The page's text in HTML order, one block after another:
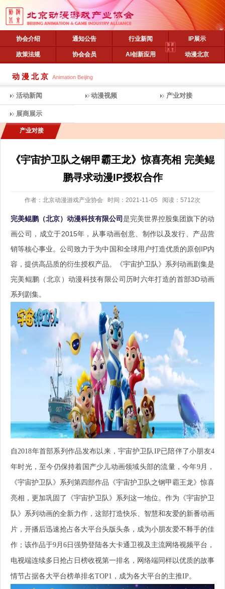
协会介绍 通知公告 行业新闻 IP展示
政策法规 协会会员 AI创新应用 动漫北京
动漫北京 Animation Beijing
活动新闻 动漫视频 产业对接
展商展示
产业对接
《宇宙护卫队之钢甲霸王龙》惊喜亮相 完美鲲
鹏寻求动漫IP授权合作
作者：北京动漫游戏产业协会 时间：2021-11-05 阅读：5712次
完美鲲鹏（北京）动漫科技有限公司是完美世界控股集团旗下的动
画公司，成立于2015年，从事动画创意、制作以及发行、产品营
销等核心事业。公司致力于为中国和全球用户打造优质的原创IP内
容，提供高品质的衍生授权产品。《宇宙护卫队》系列动画剧集是
完美鲲鹏（北京）动漫科技有限公司历时六年打造的首部3D动画
系列剧集。
自2018年首部系列作品发布以来，宇宙护卫队IP已陪伴了小朋友4
年时光，至今仍保持着国产少儿动画领域头部的流量，今年9月，
《宇宙护卫队》系列第四部作品《宇宙护卫队之钢甲霸王龙》惊喜
亮相，更加巩固了《宇宙护卫队》系列这一地位。作为《宇宙护卫
队》系列动画的全新力作，这部打造快乐、智慧和友爱的新番动画
片，开播后迅速抢占各大平台头版头条，成为小朋友爱不释手的佳
作；该作品于9月6日强势登陆各大卡通卫视及主流网络视频平台，
电视端连续多日抢占日榜收视第一排名，网络端同样以优质的故事
情节占据各大平台榜单排名TOP1，成为各大平台的主推IP。